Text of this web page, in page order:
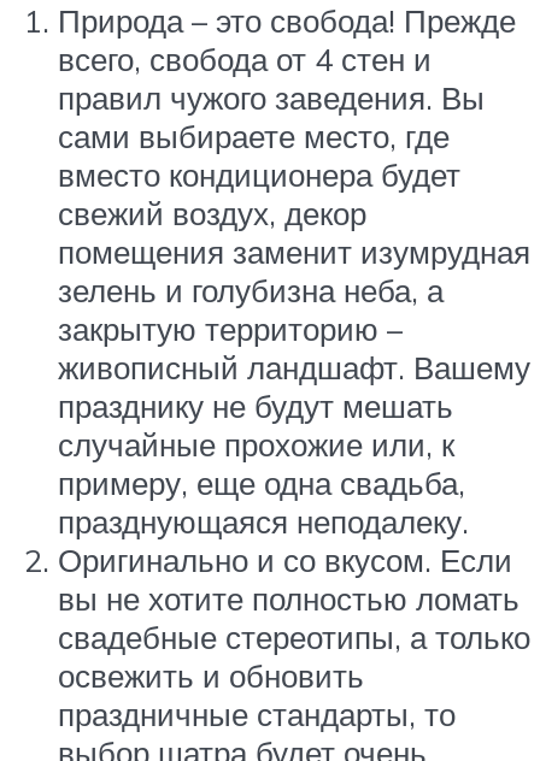
Природа – это свобода! Прежде
всего, свобода от 4 стен и
правил чужого заведения. Вы
сами выбираете место, где
вместо кондиционера будет
свежий воздух, декор
помещения заменит изумрудная
зелень и голубизна неба, а
закрытую территорию –
живописный ландшафт. Вашему
празднику не будут мешать
случайные прохожие или, к
примеру, еще одна свадьба,
празднующаяся неподалеку.
Оригинально и со вкусом. Если
вы не хотите полностью ломать
свадебные стереотипы, а только
освежить и обновить
праздничные стандарты, то
выбор шатра будет очень